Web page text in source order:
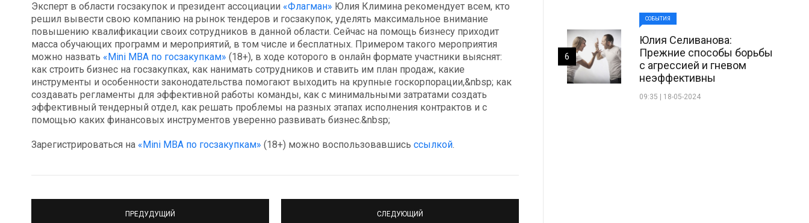
Эксперт в области госзакупок и президент ассоциации «Флагман» Юлия Климина рекомендует всем, кто
решил вывести свою компанию на рынок тендеров и госзакупок, уделять максимальное внимание
повышению квалификации своих сотрудников в данной области. Сейчас на помощь бизнесу приходит
масса обучающих программ и мероприятий, в том числе и бесплатных. Примером такого мероприятия
можно назвать «Mini MBA по госзакупкам» (18+), в ходе которого в онлайн формате участники выяснят:
как строить бизнес на госзакупках, как нанимать сотрудников и ставить им план продаж, какие
инструменты и особенности законодательства помогают выходить на крупные госкорпорации,&nbsp; как
создавать регламенты для эффективной работы команды, как с минимальными затратами создать
эффективный тендерный отдел, как решать проблемы на разных этапах исполнения контрактов и с
помощью каких финансовых инструментов уверенно развивать бизнес.&nbsp;
Зарегистрироваться на «Mini MBA по госзакупкам» (18+) можно воспользовавшись ссылкой.
ПРЕДУДУЩИЙ СЛЕДУЮЩИЙ
СОБЫТИЯ
Юлия Селиванова:
Прежние способы борьбы
с агрессией и гневом
неэффективны
09:35 | 18-05-2024
6